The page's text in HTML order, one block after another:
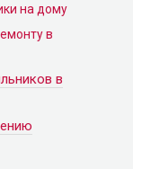
на дому
в
в